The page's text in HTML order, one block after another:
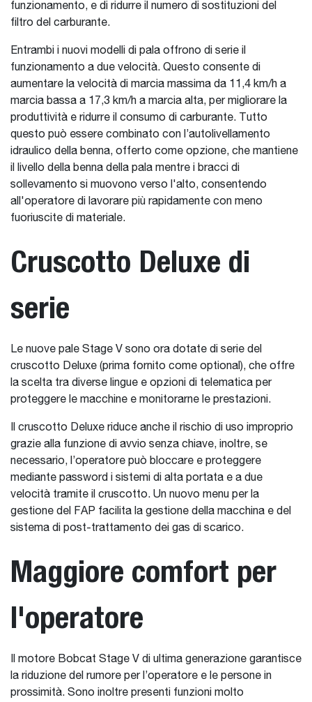
funzionamento, e di ridurre il numero di sostituzioni del
filtro del carburante.
Entrambi i nuovi modelli di pala offrono di serie il
funzionamento a due velocità. Questo consente di
aumentare la velocità di marcia massima da 11,4 km/h a
marcia bassa a 17,3 km/h a marcia alta, per migliorare la
produttività e ridurre il consumo di carburante. Tutto
questo può essere combinato con l’autolivellamento
idraulico della benna, offerto come opzione, che mantiene
il livello della benna della pala mentre i bracci di
sollevamento si muovono verso l'alto, consentendo
all'operatore di lavorare più rapidamente con meno
fuoriuscite di materiale.
Cruscotto Deluxe di
serie
Le nuove pale Stage V sono ora dotate di serie del
cruscotto Deluxe (prima fornito come optional), che offre
la scelta tra diverse lingue e opzioni di telematica per
proteggere le macchine e monitorarne le prestazioni.
Il cruscotto Deluxe riduce anche il rischio di uso improprio
grazie alla funzione di avvio senza chiave, inoltre, se
necessario, l’operatore può bloccare e proteggere
mediante password i sistemi di alta portata e a due
velocità tramite il cruscotto. Un nuovo menu per la
gestione del FAP facilita la gestione della macchina e del
sistema di post-trattamento dei gas di scarico.
Maggiore comfort per
l'operatore
Il motore Bobcat Stage V di ultima generazione garantisce
la riduzione del rumore per l’operatore e le persone in
prossimità. Sono inoltre presenti funzioni molto